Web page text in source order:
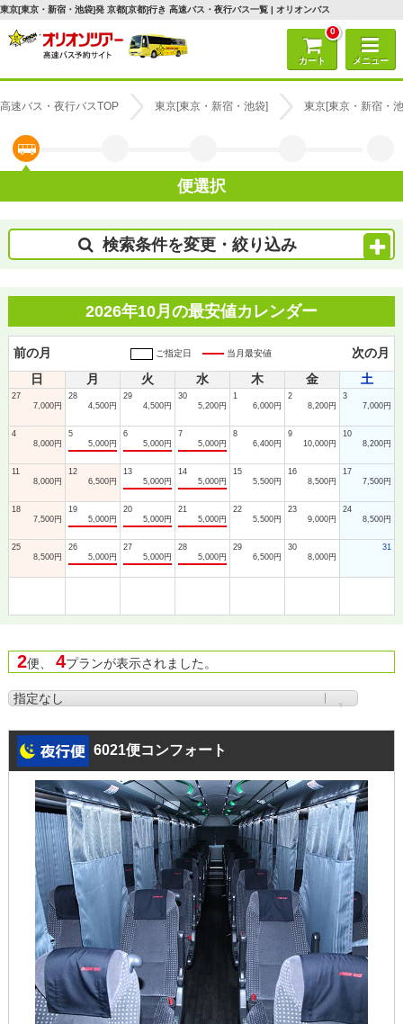
東京[東京・新宿・池袋]発 京都[京都]行き 高速バス・夜行バス一覧 | オリオンバス
0
カート メニュー
高速バス・夜行バスTOP 東京[東京・新宿・池袋] 東京[東京・新宿・
便選択
検索条件を変更・絞り込み
2026年10月の最安値カレンダー
前の月 ご指定日 当月最安値
次の月
日
月 火 水 木 金 土
27
7,000円
28
4,500円
29
4,500円
30
5,200円
1
6,000円
2
8,200円
3
7,000円
4
8,000円
5
5,000円
6
5,000円
7
5,000円
8
6,400円
9
10,000円
10
8,200円
11
8,000円
12
6,500円
13
5,000円
14
5,000円
15
5,500円
16
8,500円
17
7,500円
18
7,500円
19
5,000円
20
5,000円
21
5,000円
22
5,500円
23
9,000円
24
8,500円
25
8,500円
26
5,000円
27
5,000円
28
5,000円
29
6,500円
30
8,000円
31
2便、 4プランが表示されました。
6021便コンフォート